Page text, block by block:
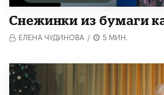
Снежинки из бумаги
ЕЛЕНА ЧУДИНОВА / 5 МИН.